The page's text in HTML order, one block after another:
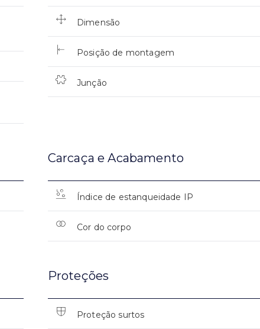
Dimensão
Posição de montagem
Junção
Carcaça e Acabamento
Índice de estanqueidade IP
Cor do corpo
Proteções
Proteção surtos